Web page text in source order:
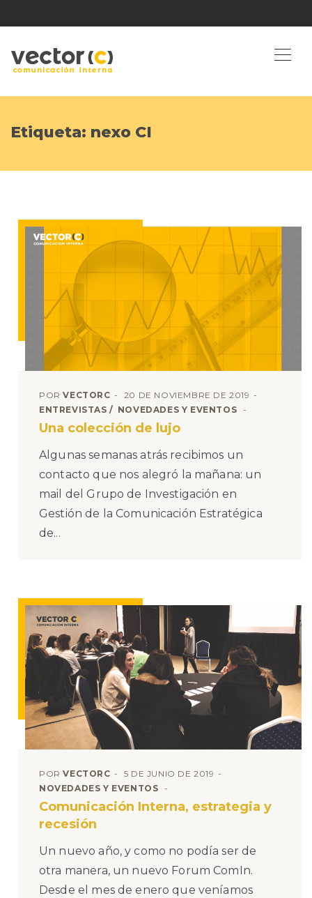
Etiqueta: nexo CI
PORVECTORC
20 DE NOVIEMBRE DE 2019
ENTREVISTAS
NOVEDADES Y EVENTOS
Una colección de lujo
Algunas semanas atrás recibimos un
contacto que nos alegró la mañana: un
mail del Grupo de Investigación en
Gestión de la Comunicación Estratégica
de...
PORVECTORC
5 DE JUNIO DE 2019
NOVEDADES Y EVENTOS
Comunicación Interna, estrategia y
recesión
Un nuevo año, y como no podía ser de
otra manera, un nuevo Forum ComIn.
Desde el mes de enero que veníamos